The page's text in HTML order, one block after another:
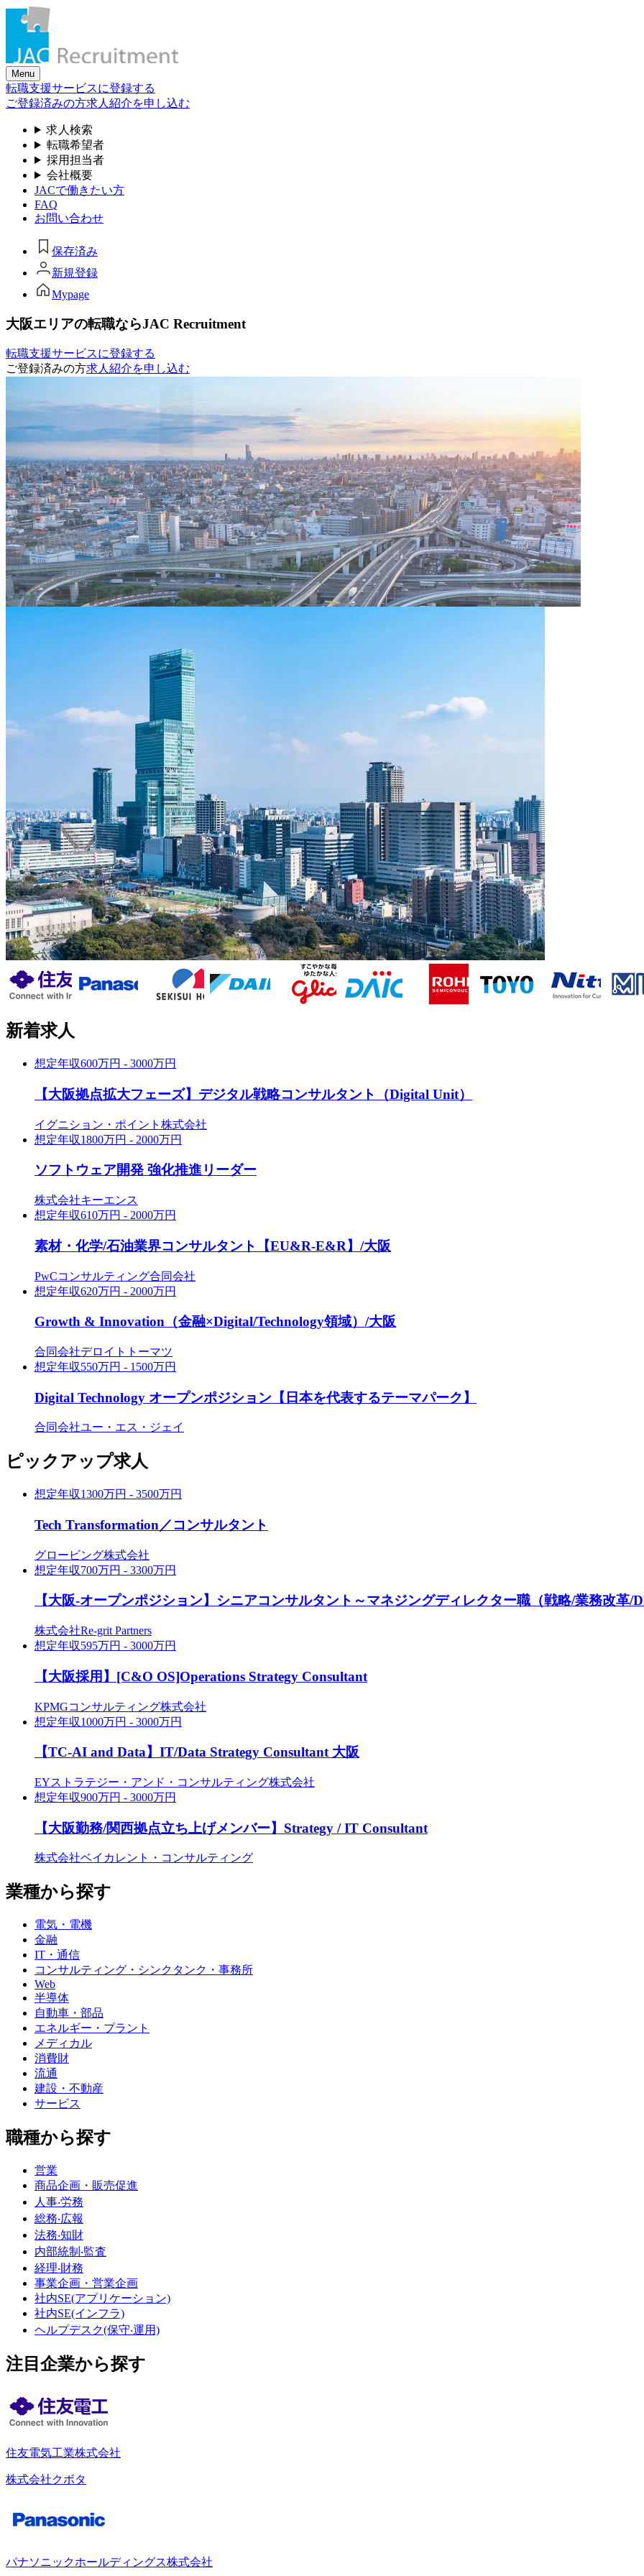
Skip
content
Menu
転職支援サービスに登録する
ご登録済みの方求人紹介を申し込む
求人検索
転職希望者
採用担当者
会社概要
JACで働きたい方
FAQ
お問い合わせ
保存済み
新規登録
Mypage
大阪エリアの転職ならJAC Recruitment
転職支援サービスに登録する
ご登録済みの方求人紹介を申し込む
新着求人
想定年収600万円 - 3000万円
【大阪拠点拡大フェーズ】デジタル戦略コンサルタント（Digital Unit）
イグニション・ポイント株式会社
想定年収1800万円 - 2000万円
ソフトウェア開発 強化推進リーダー
株式会社キーエンス
想定年収610万円 - 2000万円
素材・化学/石油業界コンサルタント【EU&R-E&R】/大阪
PwCコンサルティング合同会社
想定年収620万円 - 2000万円
Growth & Innovation（金融×Digital/Technology領域）/大阪
合同会社デロイトトーマツ
想定年収550万円 - 1500万円
Digital Technology オープンポジション【日本を代表するテーマパーク】
合同会社ユー・エス・ジェイ
ピックアップ求人
想定年収1300万円 - 3500万円
Tech Transformation／コンサルタント
グロービング株式会社
想定年収700万円 - 3300万円
【大阪‐オープンポジション】シニアコンサルタント～マネジングディレクター職（戦略/業務改革/
株式会社Re-grit Partners
想定年収595万円 - 3000万円
【大阪採用】[C&O OS]Operations Strategy Consultant
KPMGコンサルティング株式会社
想定年収1000万円 - 3000万円
【TC-AI and Data】IT/Data Strategy Consultant 大阪
EYストラテジー・アンド・コンサルティング株式会社
想定年収900万円 - 3000万円
【大阪勤務/関西拠点立ち上げメンバー】Strategy / IT Consultant
株式会社ベイカレント・コンサルティング
業種から探す
電気・電機
金融
IT・通信
コンサルティング・シンクタンク・事務所
Web
半導体
自動車・部品
エネルギー・プラント
メディカル
消費財
流通
建設・不動産
サービス
職種から探す
営業
商品企画・販売促進
人事‧労務
総務‧広報
法務‧知財
内部統制‧監査
経理‧財務
事業企画・営業企画
社内SE(アプリケーション)
社内SE(インフラ)
ヘルプデスク(保守‧運用)
注目企業から探す
住友電気工業株式会社
株式会社クボタ
パナソニックホールディングス株式会社